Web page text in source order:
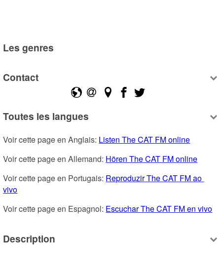
Les genres
Contact
Toutes les langues
Voir cette page en Anglais: Listen The CAT FM online
Voir cette page en Allemand: Hören The CAT FM online
Voir cette page en Portugais: Reproduzir The CAT FM ao
vivo
Voir cette page en Espagnol: Escuchar The CAT FM en vivo
Description